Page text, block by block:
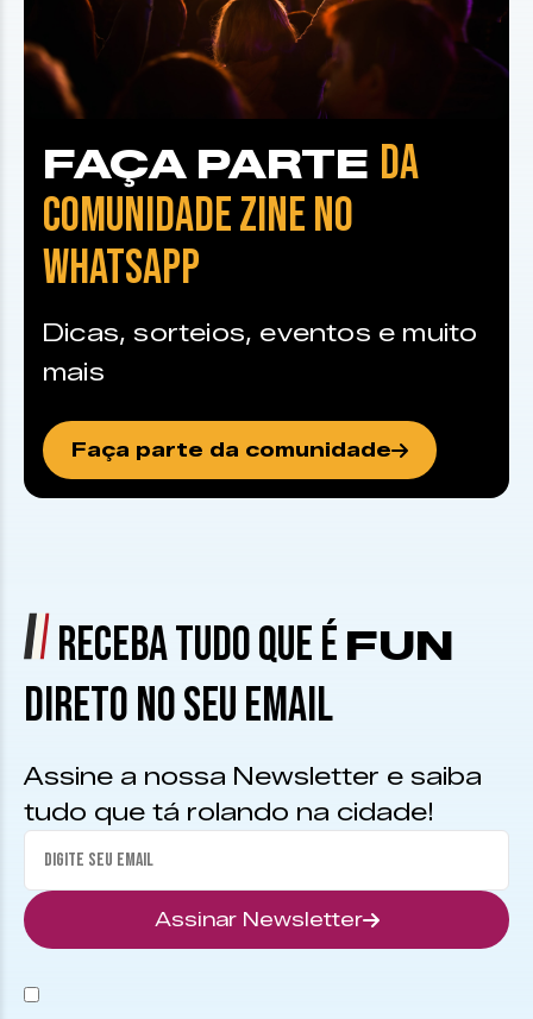
FAÇA PARTE DA
COMUNIDADE ZINE NO
WHATSAPP
Dicas, sorteios, eventos e muito
mais
Faça parte da comunidade
RECEBA TUDO QUE É FUN
DIRETO NO SEU EMAIL
Assine a nossa Newsletter e saiba
tudo que tá rolando na cidade!
Assinar Newsletter